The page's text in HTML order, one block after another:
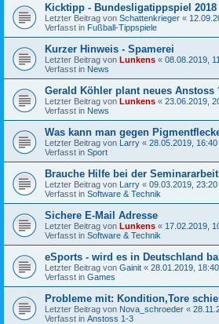
Kicktipp - Bundesligatippspiel 2018
Letzter Beitrag von Schattenkrieger «
Verfasst in Fußball-Tippspiele
Kurzer Hinweis - Spamerei
Letzter Beitrag von Lunkens « 08.08.2019,
Verfasst in News
Gerald Köhler plant neues Anstoss
Letzter Beitrag von Lunkens « 23.06.2019,
Verfasst in News
Was kann man gegen
Letzter Beitrag von Larry « 28.05.2019, 16:40
Verfasst in Sport
Brauche Hilfe bei der Seminararbeit
Letzter Beitrag von Larry « 09.03.2019, 23:20
Verfasst in Software & Technik
Sichere E-Mail Adresse
Letzter Beitrag von Lunkens « 17.02.2019,
Verfasst in Software & Technik
eSports - wird es in Deutschland
Letzter Beitrag von Gainit « 28.01.2019, 18:40
Verfasst in Games
Probleme mit: Kondition,Tore
Letzter Beitrag von Nova_schroeder «
Verfasst in Anstoss 1-3